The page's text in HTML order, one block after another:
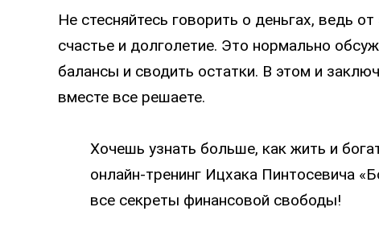
Не стесняйтесь говорить о деньгах, ведь
счастье и долголетие. Это нормально
балансы и сводить остатки. В этом и
вместе все решаете.
Хочешь узнать больше, как жить и
онлайн-тренинг Ицхака Пинтосевича
все секреты финансовой свободы!